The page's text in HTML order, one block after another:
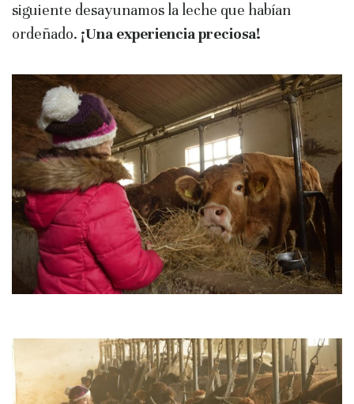
siguiente desayunamos la leche que habían
ordeñado. ¡Una experiencia preciosa!